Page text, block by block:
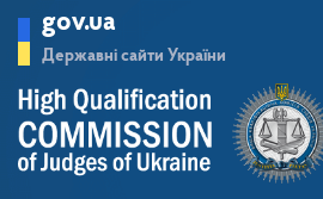
основного
матеріалу
gov.ua
Державні сайти України